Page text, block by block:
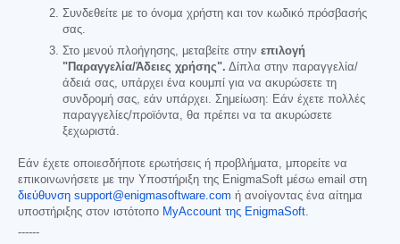
Συνδεθείτε με το όνομα χρήστη και τον κωδικό πρόσβασής
σας.
Στο μενού πλοήγησης, μεταβείτε στην επιλογή
"Παραγγελία/Άδειες χρήσης". Δίπλα στην παραγγελία/
άδειά σας, υπάρχει ένα κουμπί για να ακυρώσετε τη
συνδρομή σας, εάν υπάρχει. Σημείωση: Εάν έχετε πολλές
παραγγελίες/προϊόντα, θα πρέπει να τα ακυρώσετε
ξεχωριστά.
Εάν έχετε οποιεσδήποτε ερωτήσεις ή προβλήματα, μπορείτε να
επικοινωνήσετε με την Υποστήριξη της EnigmaSoft μέσω email στη
διεύθυνση support@enigmasoftware.com ή ανοίγοντας ένα αίτημα
υποστήριξης στον ιστότοπο MyAccount της EnigmaSoft.
------